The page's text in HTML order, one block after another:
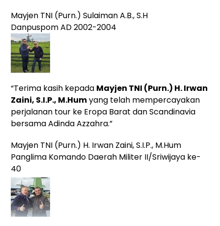
Mayjen TNI (Purn.) Sulaiman A.B., S.H
Danpuspom AD 2002-2004
“Terima kasih kepada Mayjen TNI (Purn.) H. Irwan
Zaini, S.I.P., M.Humyang telah mempercayakan
perjalanan tour ke Eropa Barat dan Scandinavia
bersama Adinda Azzahra.”
Mayjen TNI (Purn.) H. Irwan Zaini, S.I.P., M.Hum
Panglima Komando Daerah Militer II/Sriwijaya ke-
40